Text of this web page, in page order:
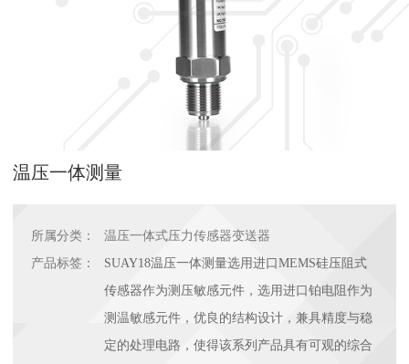
温压一体测量
所属分类：
温压一体式压力传感器变送器
产品标签：
SUAY18温压一体测量选用进口MEMS硅压阻式
传感器作为测压敏感元件，选用进口铂电阻作为
测温敏感元件，优良的结构设计，兼具精度与稳
定的处理电路，使得该系列产品具有可观的综合